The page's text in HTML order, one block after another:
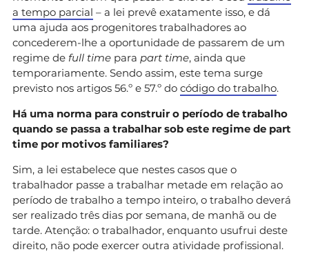
a tempo parcial – a lei prevê exatamente isso, e dá
uma ajuda aos progenitores trabalhadores ao
concederem-lhe a oportunidade de passarem de um
regime de full time para part time, ainda que
temporariamente. Sendo assim, este tema surge
previsto nos artigos 56.º e 57.º do código do trabalho.
Há uma norma para construir o período de trabalho
quando se passa a trabalhar sob este regime de part
time por motivos familiares?
Sim, a lei estabelece que nestes casos que o
trabalhador passe a trabalhar metade em relação ao
período de trabalho a tempo inteiro, o trabalho deverá
ser realizado três dias por semana, de manhã ou de
tarde. Atenção: o trabalhador, enquanto usufrui deste
direito, não pode exercer outra atividade profissional.